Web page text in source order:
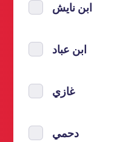
ابن نايش
ابن عباد
غازي
دحمي